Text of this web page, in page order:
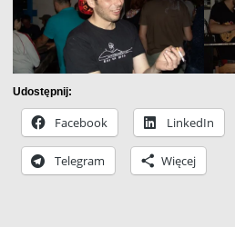
Udostępnij:
Facebook LinkedIn
Telegram Więcej